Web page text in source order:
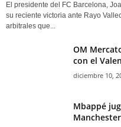
El presidente del FC Barcelona,
su reciente victoria ante Rayo
arbitrales que...
OM
con el
diciembre 10,
Mbappé